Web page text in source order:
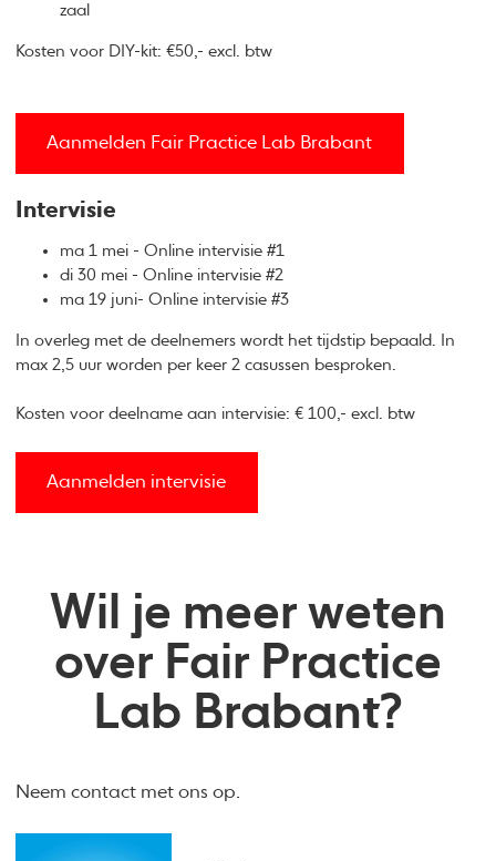
zaal
Kosten voor DIY-kit: €50,- excl. btw
Aanmelden Fair Practice Lab Brabant
Intervisie
ma 1 mei - Online intervisie #1
di 30 mei - Online intervisie #2
ma 19 juni- Online intervisie #3
In overleg met de deelnemers wordt het tijdstip bepaald. In
max 2,5 uur worden per keer 2 casussen besproken.
Kosten voor deelname aan intervisie: € 100,- excl. btw
Aanmelden intervisie
Wil je meer weten
over Fair Practice
Lab Brabant?
Neem contact met ons op.